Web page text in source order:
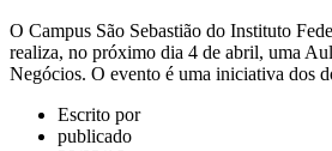
O Campus São Sebastião do Instituto
realiza, no próximo dia 4 de abril, uma
Negócios. O evento é uma iniciativa dos
Escrito por
publicado